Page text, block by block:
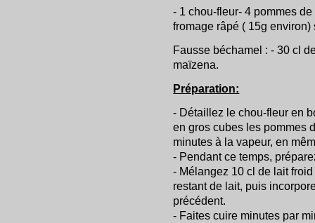
- 1 chou-fleur- 4 pommes
fromage râpé ( 15g environ)
Fausse béchamel : - 30 cl
maïzena.
Préparation:
- Détaillez le chou-fleur en
en gros cubes les pommes
minutes à la vapeur, en
- Pendant ce temps,
- Mélangez 10 cl de lait
restant de lait, puis
précédent.
- Faites cuire minutes par